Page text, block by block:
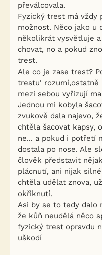
převálcovala.
Fyzický trest má vždy
možnost. Něco jako
několikrát vysvětluje
chovat, no a pokud
trest.
Ale co je zase trest?
trestu' rozumí,ostatně
mezi sebou vyřizují
Jednou mi kobyla
zvukově dala najevo,
chtěla šacovat kapsy,
ne... a pokud i potřetí
dostala po nose. Ale
člověk představit
plácnutí, ani nijak
chtěla udělat znova,
okřiknutí.
Asi by se to tedy dalo
že kůň neudělá něco
fyzický trest opravdu
uškodí